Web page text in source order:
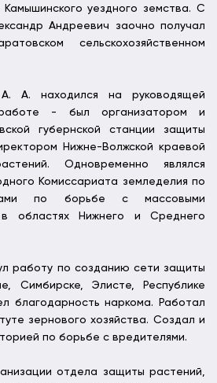
уездного земства. С
Андреевич заочно получал
сельскохозяйственном
А. находился на руководящей
работе - был организатором и
губернской станции защиты
Нижне-Волжской краевой
Одновременно являлся
Комиссариата земледелия по
по борьбе с массовыми
областях Нижнего и Среднего
работу по созданию сети защиты
Симбирске, Элисте, Республике
благодарность наркома. Работал
зернового хозяйства. Создал и
по борьбе с вредителями.
отдела защиты растений,